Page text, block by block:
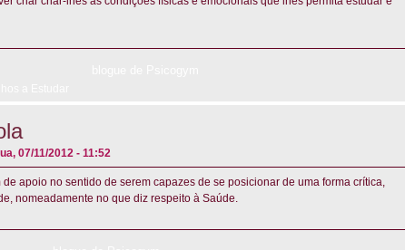
07/11/2012 - 11:52
de apoio no sentido de serem capazes de se posicionar de uma forma crítica,
nomeadamente no que diz respeito à Saúde.